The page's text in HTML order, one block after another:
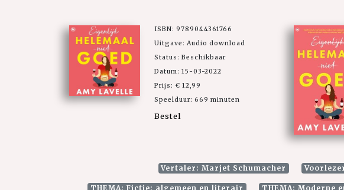
ISBN: 9789044361766
Uitgave: Audio download
Status: Beschikbaar
Datum: 15-03-2022
Prijs: € 12,99
Speelduur: 669 minuten
Bestel
Vertaler: Marjet Schumacher
THEMA: Fictie: algemeen en literair THEMA: Moderne